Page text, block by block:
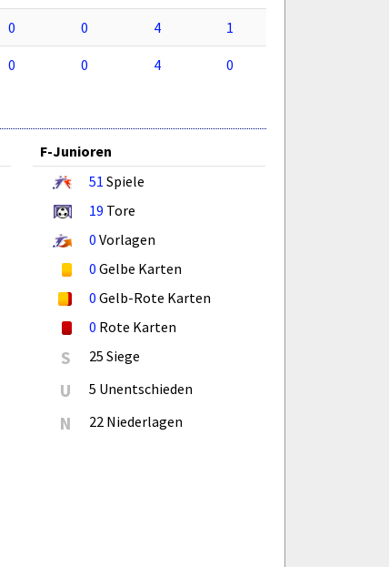
0 0 4 1
0 0 4 0
F-Junioren
51 Spiele
19 Tore
0 Vorlagen
0 Gelbe Karten
0 Gelb-Rote Karten
0 Rote Karten
S 25 Siege
U 5 Unentschieden
N 22 Niederlagen